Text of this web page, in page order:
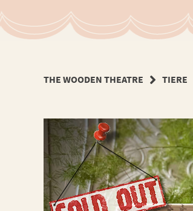
THE WOODEN THEATRE TIERE